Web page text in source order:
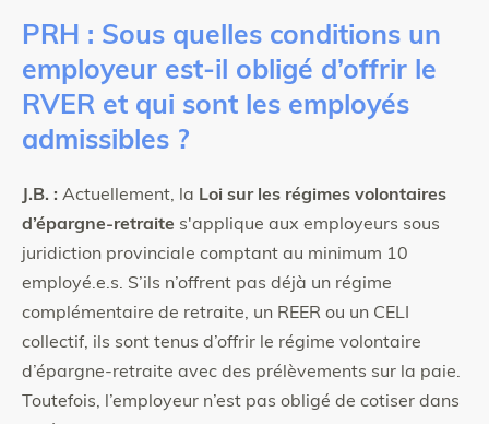
PRH : Sous quelles conditions un
employeur est-il obligé d’offrir le
RVER et qui sont les employés
admissibles ?
J.B. : Actuellement, la Loi sur les régimes volontaires
d’épargne-retraite s'applique aux employeurs sous
juridiction provinciale comptant au minimum 10
employé.e.s. S’ils n’offrent pas déjà un régime
complémentaire de retraite, un REER ou un CELI
collectif, ils sont tenus d’offrir le régime volontaire
d’épargne-retraite avec des prélèvements sur la paie.
Toutefois, l’employeur n’est pas obligé de cotiser dans